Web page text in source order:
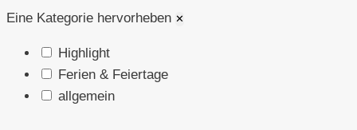
Eine Kategorie hervorheben ✕
Highlight
Ferien & Feiertage
allgemein